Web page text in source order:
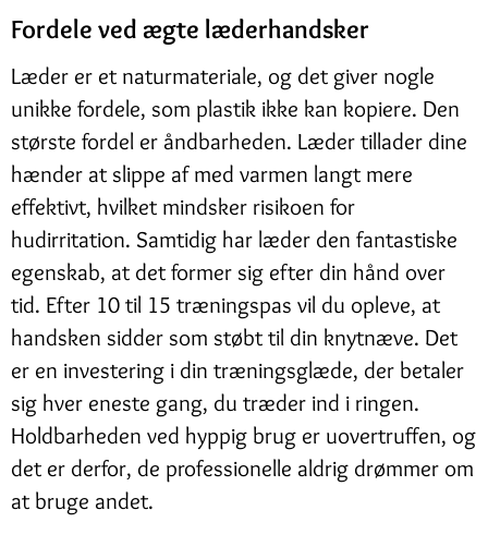
Fordele ved ægte læderhandsker
Læder er et naturmateriale, og det giver nogle
unikke fordele, som plastik ikke kan kopiere. Den
største fordel er åndbarheden. Læder tillader dine
hænder at slippe af med varmen langt mere
effektivt, hvilket mindsker risikoen for
hudirritation. Samtidig har læder den fantastiske
egenskab, at det former sig efter din hånd over
tid. Efter 10 til 15 træningspas vil du opleve, at
handsken sidder som støbt til din knytnæve. Det
er en investering i din træningsglæde, der betaler
sig hver eneste gang, du træder ind i ringen.
Holdbarheden ved hyppig brug er uovertruffen, og
det er derfor, de professionelle aldrig drømmer om
at bruge andet.